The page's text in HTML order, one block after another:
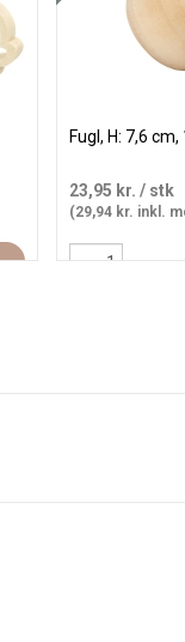
Fugl, H: 7,6 cm,
23,95 kr. / stk
(29,94 kr. inkl.